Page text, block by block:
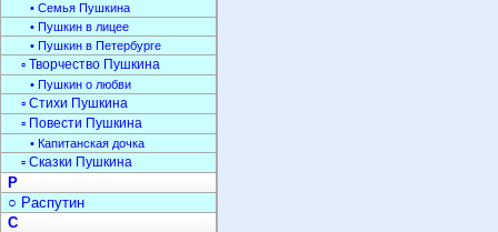
• Семья Пушкина
• Пушкин в лицее
• Пушкин в Петербурге
▫ Творчество Пушкина
• Пушкин о любви
▫ Стихи Пушкина
▫ Повести Пушкина
• Капитанская дочка
▫ Сказки Пушкина
Р
○ Распутин
С